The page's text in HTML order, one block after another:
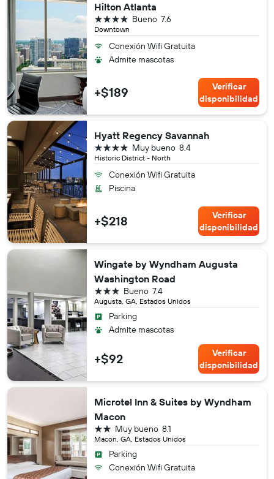
Hilton Atlanta
Downtown
7.6
Bueno
4 estrellas
Conexión Wifi Gratuita
Admite mascotas
+$189
Verificar
disponibilidad
Hyatt Regency Savannah
Historic District - North
8.4
Muy bueno
4 estrellas
Conexión Wifi Gratuita
Piscina
+$218
Verificar
disponibilidad
Wingate by Wyndham Augusta
Washington Road
Augusta, GA, Estados Unidos
7.4
Bueno
3 estrellas
Parking
Admite mascotas
+$92
Verificar
disponibilidad
Microtel Inn & Suites by Wyndham
Macon
Macon, GA, Estados Unidos
8.1
Muy bueno
2 estrellas
Parking
Conexión Wifi Gratuita